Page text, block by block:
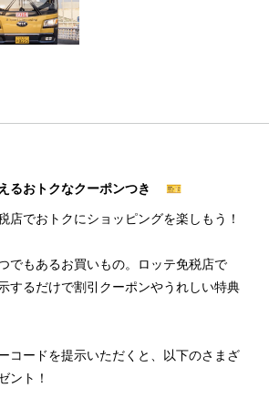
るおトクなクーポンつき 🎫
店でおトクにショッピングを楽しもう！
でもあるお買いもの。ロッテ免税店で
するだけで割引クーポンやうれしい特典
コードを提示いただくと、以下のさまざ
ント！